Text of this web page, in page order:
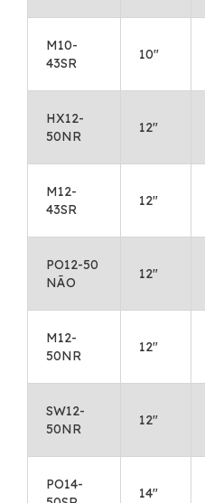
M10-
43SR
10"
HX12-
50NR
12"
M12-
43SR
12"
PO12-50
NÃO
12"
M12-
50NR
12"
SW12-
50NR
12"
PO14-
14"